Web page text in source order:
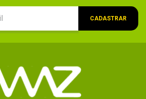
CADASTRAR